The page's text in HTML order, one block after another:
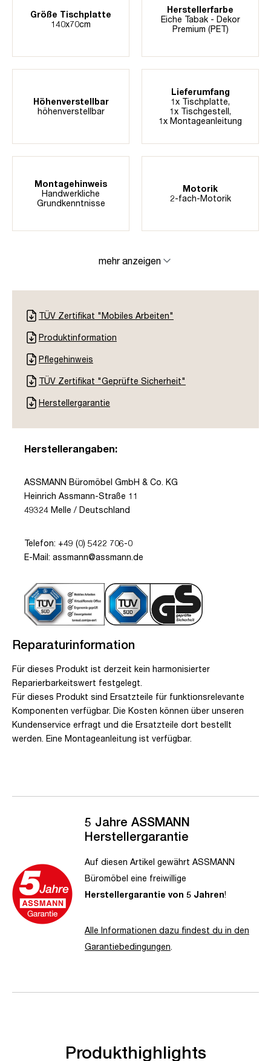
Größe Tischplatte
140x70cm
Herstellerfarbe
Eiche Tabak - Dekor
Premium (PET)
Höhenverstellbar
höhenverstellbar
Lieferumfang
1x Tischplatte,
1x Tischgestell,
1x Montageanleitung
Montagehinweis
Handwerkliche
Grundkenntnisse
Motorik
2-fach-Motorik
mehr anzeigen
TÜV Zertifikat "Mobiles Arbeiten"
Produktinformation
Pflegehinweis
TÜV Zertifikat "Geprüfte Sicherheit"
Herstellergarantie
Herstellerangaben:
ASSMANN Büromöbel GmbH & Co. KG
Heinrich Assmann-Straße 11
49324 Melle / Deutschland
Telefon: +49 (0) 5422 706-0
E-Mail: assmann@assmann.de
Reparaturinformation
Für dieses Produkt ist derzeit kein harmonisierter
Reparierbarkeitswert festgelegt.
Für dieses Produkt sind Ersatzteile für funktionsrelevante
Komponenten verfügbar. Die Kosten können über unseren
Kundenservice erfragt und die Ersatzteile dort bestellt
werden. Eine Montageanleitung ist verfügbar.
5 Jahre ASSMANN
Herstellergarantie
Auf diesen Artikel gewährt ASSMANN
Büromöbel eine freiwillige
Herstellergarantie von 5 Jahren!
Alle Informationen dazu findest du in den
Garantiebedingungen.
Produkthighlights